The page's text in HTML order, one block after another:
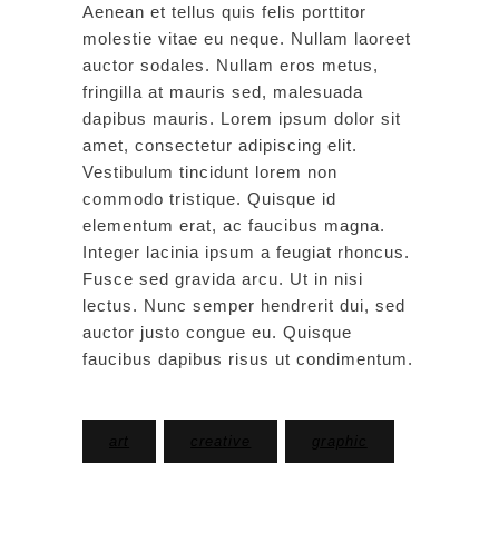
Aenean et tellus quis felis porttitor
molestie vitae eu neque. Nullam laoreet
auctor sodales. Nullam eros metus,
fringilla at mauris sed, malesuada
dapibus mauris. Lorem ipsum dolor sit
amet, consectetur adipiscing elit.
Vestibulum tincidunt lorem non
commodo tristique. Quisque id
elementum erat, ac faucibus magna.
Integer lacinia ipsum a feugiat rhoncus.
Fusce sed gravida arcu. Ut in nisi
lectus. Nunc semper hendrerit dui, sed
auctor justo congue eu. Quisque
faucibus dapibus risus ut condimentum.